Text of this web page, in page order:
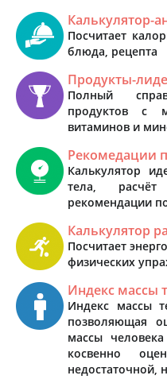
Калькулятор-
Посчитает
блюда, рецепта
Продукты-
Полный
продуктов с
витаминов и
Рекомедации
Калькулятор
тела, расчёт
рекомендации
Калькулятор
Посчитает
физических
Индекс массы
Индекс массы
позволяющая
массы
косвенно
недостаточной,